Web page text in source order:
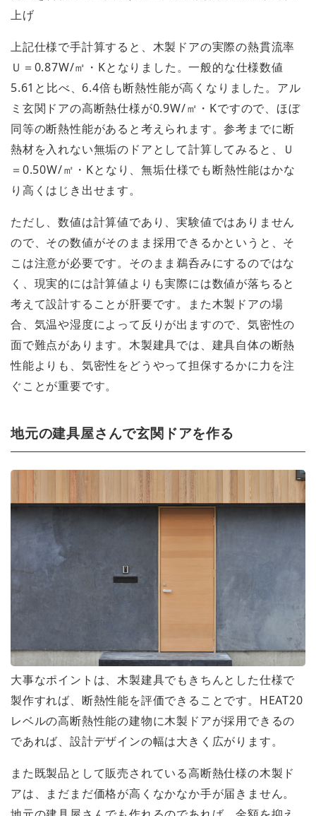
上げ
上記仕様で手計算すると、木製ドアの実際の熱貫流率
Ｕ＝0.87W/㎡・Kとなりました。一般的な仕様数値
5.61と比べ、6.4倍も断熱性能が高くなりました。アル
ミ玄関ドアの高断熱仕様が0.9W/㎡・Kですので、ほぼ
同等の断熱性能があると考えられます。参考までに断
熱材を入れない無垢のドアとして計算してみると、Ｕ
＝0.50W/㎡・Kとなり、無垢仕様でも断熱性能はかな
り高くはじき出せます。
ただし、数値は計算値であり、実験値ではありません
ので、その数値がそのまま採用できるかというと、そ
こは注意が必要です。そのまま鵜呑みにするのではな
く、現実的には計算値よりも実際には数値が落ちると
考えて設計することが肝要です。また木製ドアの場
合、気温や湿度によって反りが出ますので、気密性の
面で難点があります。木製建具では、建具自体の断熱
性能よりも、気密性をどうやって担保するかに力を注
ぐことが重要です。
地元の建具屋さんで玄関ドアを作る
大事なポイントは、木製建具でもきちんとした仕様で
製作すれば、断熱性能を評価できることです。HEAT20
レベルの高断熱性能の建物に木製ドアが採用できるの
であれば、設計デザインの幅は大きく広がります。
また既製品として販売されている高断熱仕様の木製ド
アは、まだまだ価格が高くなかなか手が届きません。